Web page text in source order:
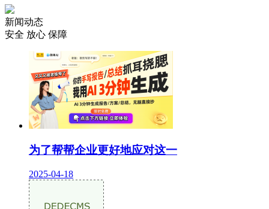
新闻动态
安全 放心 保障
为了帮帮企业更好地应对这一
2025-04-18